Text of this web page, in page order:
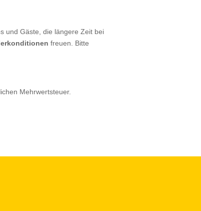
und Gäste, die längere Zeit bei
freuen. Bitte
Mehrwertsteuer.